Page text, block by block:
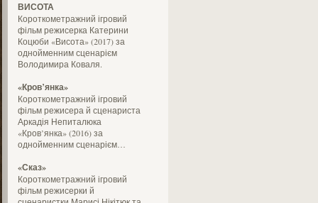
ВИСОТА
Короткометражний ігровий
фільм режисерка Катерини
Коцюби «Висота» (2017) за
однойменним сценарієм
Володимира Коваля.
«Кров’янка»
Короткометражний ігровий
фільм режисера й сценариста
Аркадія Непиталюка
«Кров’янка» (2016) за
однойменним сценарієм…
«Сказ»
Короткометражний ігровий
фільм режисерки й